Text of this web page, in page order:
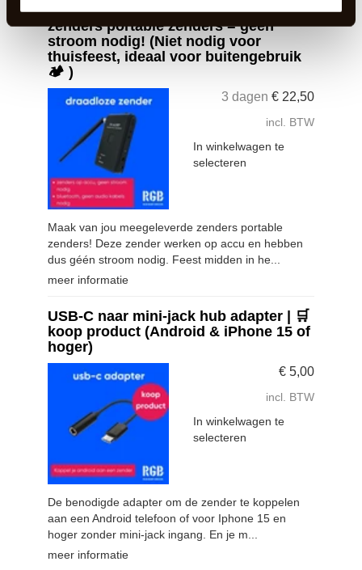
📡 Portable upgrade: maak van je
zenders portable zenders = geen
stroom nodig! (Niet nodig voor
thuisfeest, ideaal voor buitengebruik
🏕️ )
3 dagen € 22,50
incl. BTW
In winkelwagen te
selecteren
Maak van jou meegeleverde zenders portable
zenders! Deze zender werken op accu en hebben
dus géén stroom nodig. Feest midden in he...
meer informatie
USB-C naar mini-jack hub adapter | 🛒
koop product (Android & iPhone 15 of
hoger)
€ 5,00
incl. BTW
In winkelwagen te
selecteren
De benodigde adapter om de zender te koppelen
aan een Android telefoon of voor Iphone 15 en
hoger zonder mini-jack ingang. En je m...
meer informatie